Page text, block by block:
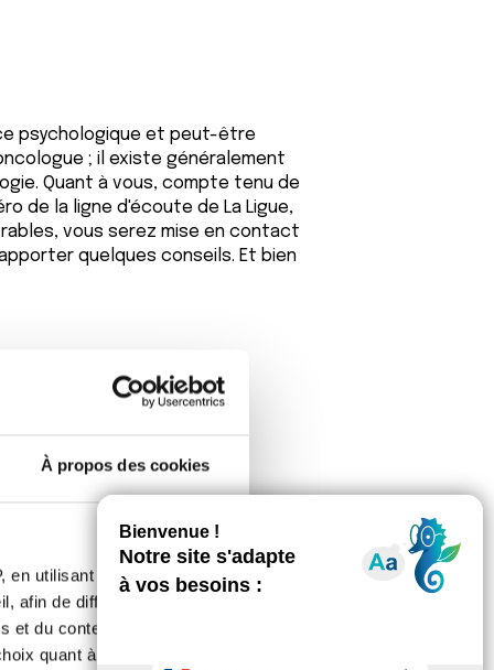
À propos des cookies
en utilisant des
afin de diffuser des
du contenu, ainsi que de
quant à l'utilisation de
psychologique et peut-être
; il existe généralement
Quant à vous, compte tenu de
de la ligne d'écoute de La Ligue,
vous serez mise en contact
quelques conseils. Et bien
(24 ans ) et en 2001 (10 ans). Je
mais j'ai été psychologiquement
de ma famille autour de moi.